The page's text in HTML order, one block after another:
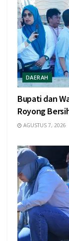
DAERAH
Bupati dan
Royong
AGUSTUS 7, 2026